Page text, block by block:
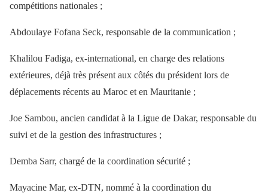
compétitions nationales ;
Abdoulaye Fofana Seck, responsable de la communication ;
Khalilou Fadiga, ex-international, en charge des relations
extérieures, déjà très présent aux côtés du président lors de
déplacements récents au Maroc et en Mauritanie ;
Joe Sambou, ancien candidat à la Ligue de Dakar, responsable du
suivi et de la gestion des infrastructures ;
Demba Sarr, chargé de la coordination sécurité ;
Mayacine Mar, ex-DTN, nommé à la coordination du